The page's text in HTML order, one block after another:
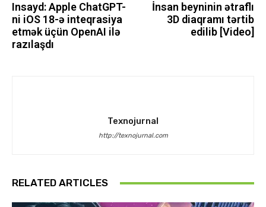
Insayd: Apple ChatGPT-
ni iOS 18-ə inteqrasiya
etmək üçün OpenAI ilə
razılaşdı
İnsan beyninin ətraflı
3D diaqramı tərtib
edilib [Video]
Texnojurnal
http://texnojurnal.com
RELATED ARTICLES